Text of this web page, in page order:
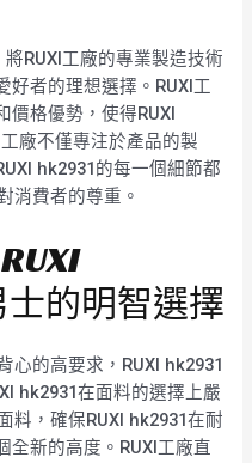
RUXI工廠的專業製造技術
好者的理想選擇。RUXI工
價格優勢，使得RUXI
廠不僅專注於產品的製
hk2931的每一個細節都
消費者的尊重。
的明智選擇
心的高要求，RUXI hk2931
hk2931在面料的選擇上嚴
料，確保RUXI hk2931在耐
全新的高度。RUXI工廠直